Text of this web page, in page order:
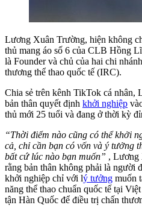
Lương Xuân Trường, hiện không
thủ mang áo số 6 của CLB Hồng
là Founder và chủ của hai chi
thương thể thao quốc tế (IRC).
Chia sẻ trên kênh TikTok cá nhân,
bản thân quyết định khởi nghiệp
thủ mới 25 tuổi và đang ở thời kỳ
“Thời điểm nào cũng có thể khởi
cả, chỉ cần bạn có vốn và ý tưởng
bất cứ lúc nào bạn muốn” , Lương
rằng bản thân không phải là người
khởi nghiệp chỉ với lý tưởng muốn
năng thể thao chuẩn quốc tế tại
tận Hàn Quốc để điều trị chấn